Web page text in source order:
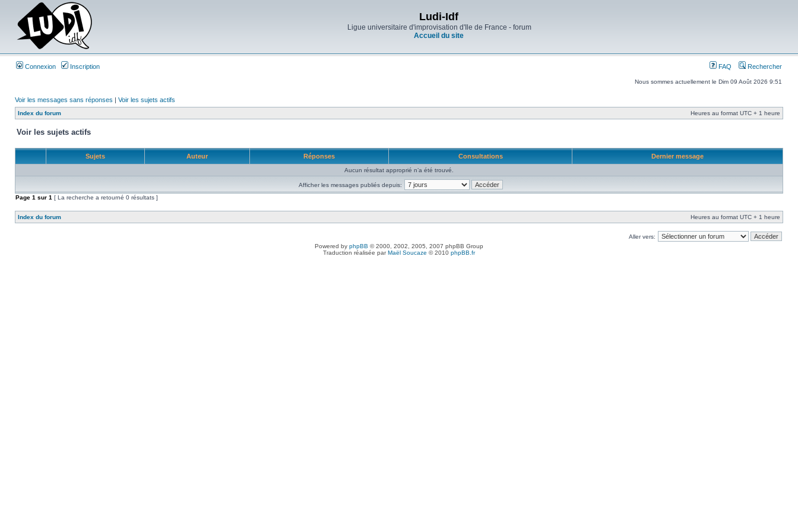
Ludi-Idf
Ligue universitaire d'improvisation d'Ile de France - forum
Accueil du site
Connexion Inscription FAQ Rechercher
Nous sommes actuellement le Dim 09 Août 2026 9:51
Voir les messages sans réponses | Voir les sujets actifs
Index du forum Heures au format UTC + 1 heure
Voir les sujets actifs
Sujets Auteur Réponses Consultations Dernier message
Aucun résultat approprié n’a été trouvé.
Afficher les messages publiés depuis:
Page 1 sur 1 [ La recherche a retourné 0 résultats ]
Index du forum Heures au format UTC + 1 heure
Aller vers:
Powered by phpBB © 2000, 2002, 2005, 2007 phpBB Group
Traduction réalisée parMaël Soucaze © 2010 phpBB.fr